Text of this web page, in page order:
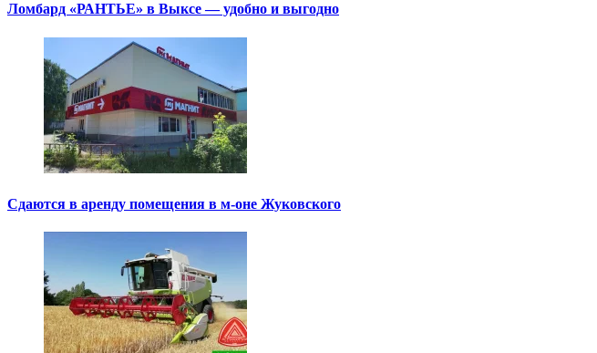
Ломбард «РАНТЬЕ» в Выксе — удобно и выгодно
Сдаются в аренду помещения в м-оне Жуковского